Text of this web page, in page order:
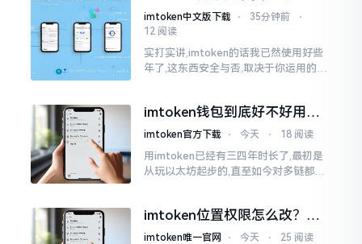
用户的一些心里话
imtoken中文版下载 ⋅ 35分钟前
⋅
12 阅读
实打实讲,imtoken的话我已然使用好些
年了,这东西安全与否,取决于你运用的方
睹过非常多的人
imtoken钱包到底好不好用？
老玩家说说真实体验
imtoken官方下载 ⋅ 今天 ⋅ 18 阅读
用imtoken已经有三四年时长了,最初是
从玩以太坊起步的,直至如今对多链都有
imtoken位置权限怎么改？手
把手教你搞定
imtoken唯一官网 ⋅ 今天 ⋅ 25 阅读